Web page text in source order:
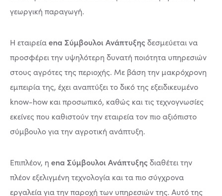
γεωργική παραγωγή.
Η εταιρείαena Σύμβουλοι Ανάπτυξηςδεσμεύεται να
προσφέρει την υψηλότερη δυνατή ποιότητα υπηρεσιών
στους αγρότες της περιοχής. Με βάση την μακρόχρονη
εμπειρία της, έχει αναπτύξει το δικό της εξειδικευμένο
know-how και προσωπικό, καθώς και τις τεχνογνωσίες
εκείνες που καθιστούν την εταιρεία τον πιο αξιόπιστο
σύμβουλο για την αγροτική ανάπτυξη.
Επιπλέον, η ena Σύμβουλοι Ανάπτυξηςδιαθέτει την
πλέον εξελιγμένη τεχνολογία και τα πιο σύγχρονα
εργαλεία για την παροχή των υπηρεσιών της. Αυτό της